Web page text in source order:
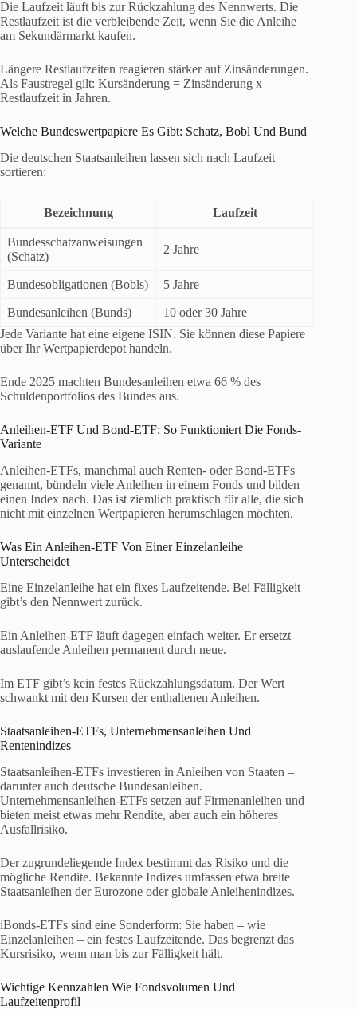
Die Laufzeit läuft bis zur Rückzahlung des Nennwerts. Die
Restlaufzeit ist die verbleibende Zeit, wenn Sie die Anleihe
am Sekundärmarkt kaufen.
Längere Restlaufzeiten reagieren stärker auf Zinsänderungen.
Als Faustregel gilt: Kursänderung = Zinsänderung x
Restlaufzeit in Jahren.
Welche Bundeswertpapiere Es Gibt: Schatz, Bobl Und Bund
Die deutschen Staatsanleihen lassen sich nach Laufzeit
sortieren:
Bezeichnung Laufzeit
Bundesschatzanweisungen
(Schatz)
2 Jahre
Bundesobligationen (Bobls) 5 Jahre
Bundesanleihen (Bunds)
10 oder 30 Jahre
Jede Variante hat eine eigene ISIN. Sie können diese Papiere
über Ihr Wertpapierdepot handeln.
Ende 2025 machten Bundesanleihen etwa 66 % des
Schuldenportfolios des Bundes aus.
Anleihen-ETF Und Bond-ETF: So Funktioniert Die Fonds-
Variante
Anleihen-ETFs, manchmal auch Renten- oder Bond-ETFs
genannt, bündeln viele Anleihen in einem Fonds und bilden
einen Index nach. Das ist ziemlich praktisch für alle, die sich
nicht mit einzelnen Wertpapieren herumschlagen möchten.
Was Ein Anleihen-ETF Von Einer Einzelanleihe
Unterscheidet
Eine Einzelanleihe hat ein fixes Laufzeitende. Bei Fälligkeit
gibt’s den Nennwert zurück.
Ein Anleihen-ETF läuft dagegen einfach weiter. Er ersetzt
auslaufende Anleihen permanent durch neue.
Im ETF gibt’s kein festes Rückzahlungsdatum. Der Wert
schwankt mit den Kursen der enthaltenen Anleihen.
Staatsanleihen-ETFs, Unternehmensanleihen Und
Rentenindizes
Staatsanleihen-ETFs investieren in Anleihen von Staaten –
darunter auch deutsche Bundesanleihen.
Unternehmensanleihen-ETFs setzen auf Firmenanleihen und
bieten meist etwas mehr Rendite, aber auch ein höheres
Ausfallrisiko.
Der zugrundeliegende Index bestimmt das Risiko und die
mögliche Rendite. Bekannte Indizes umfassen etwa breite
Staatsanleihen der Eurozone oder globale Anleihenindizes.
iBonds-ETFs sind eine Sonderform: Sie haben – wie
Einzelanleihen – ein festes Laufzeitende. Das begrenzt das
Kursrisiko, wenn man bis zur Fälligkeit hält.
Wichtige Kennzahlen Wie Fondsvolumen Und
Laufzeitenprofil